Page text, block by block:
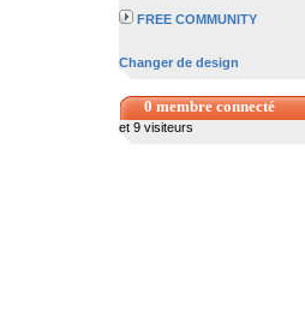
FREE COMMUNITY
Changer de design
0 membre connecté
et 9 visiteurs